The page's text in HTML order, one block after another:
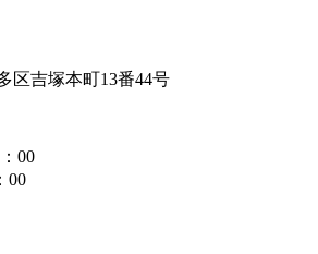
区吉塚本町13番44号
00
00